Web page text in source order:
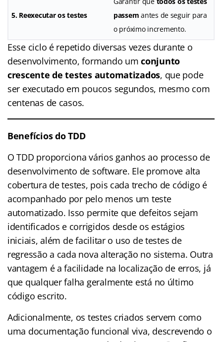
5. Reexecutar os testes
passem antes de seguir para
o próximo incremento.
Esse ciclo é repetido diversas vezes durante o
desenvolvimento, formando umconjunto
crescente de testes automatizados, que pode
ser executado em poucos segundos, mesmo com
centenas de casos.
Benefícios do TDD
O TDD proporciona vários ganhos ao processo de
desenvolvimento de software. Ele promove alta
cobertura de testes, pois cada trecho de código é
acompanhado por pelo menos um teste
automatizado. Isso permite que defeitos sejam
identificados e corrigidos desde os estágios
iniciais, além de facilitar o uso de testes de
regressão a cada nova alteração no sistema. Outra
vantagem é a facilidade na localização de erros, já
que qualquer falha geralmente está no último
código escrito.
Adicionalmente, os testes criados servem como
uma documentação funcional viva, descrevendo o